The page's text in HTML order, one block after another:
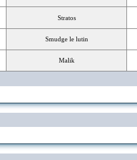
Stratos
Smudge le lutin
Malik